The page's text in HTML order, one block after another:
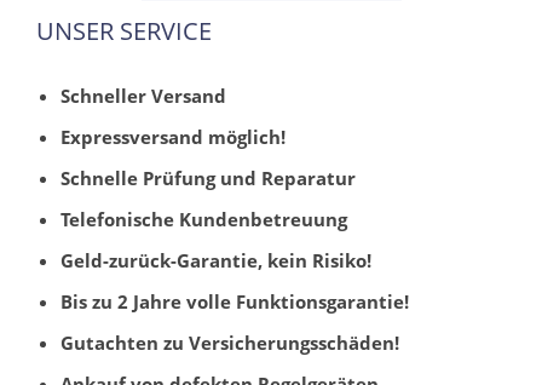
UNSER SERVICE
Schneller Versand
Expressversand möglich!
Schnelle Prüfung und Reparatur
Telefonische Kundenbetreuung
Geld-zurück-Garantie, kein Risiko!
Bis zu 2 Jahre volle Funktionsgarantie!
Gutachten zu Versicherungsschäden!